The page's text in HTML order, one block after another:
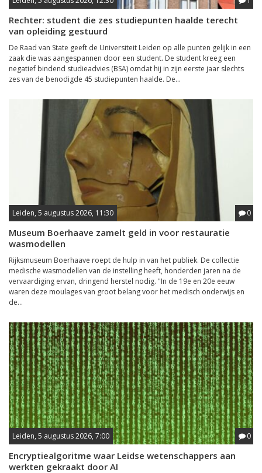
Rechter: student die zes studiepunten haalde terecht
van opleiding gestuurd
De Raad van State geeft de Universiteit Leiden op alle punten gelijk in een
zaak die was aangespannen door een student. De student kreeg een
negatief bindend studieadvies (BSA) omdat hij in zijn eerste jaar slechts
zes van de benodigde 45 studiepunten haalde. De...
Leiden, 5 augustus 2026, 11:30 0
Museum Boerhaave zamelt geld in voor restauratie
wasmodellen
Rijksmuseum Boerhaave roept de hulp in van het publiek. De collectie
medische wasmodellen van de instelling heeft, honderden jaren na de
vervaardiging ervan, dringend herstel nodig. "In de 19e en 20e eeuw
waren deze moulages van groot belang voor het medisch onderwijs en
de...
Leiden, 5 augustus 2026, 7:00 0
Encryptiealgoritme waar Leidse wetenschappers aan
werkten gekraakt door AI